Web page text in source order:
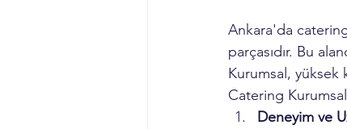
Ankara'da
parçasıdır. Bu
Kurumsal, yüksek
Catering
Deneyim ve